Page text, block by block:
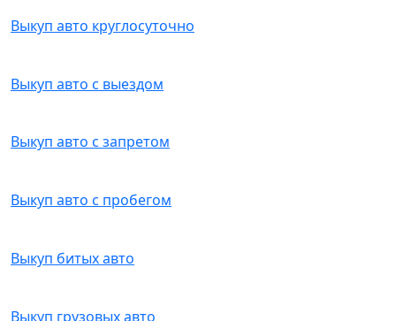
Выкуп авто круглосуточно
Выкуп авто с выездом
Выкуп авто с запретом
Выкуп авто с пробегом
Выкуп битых авто
Выкуп грузовых авто